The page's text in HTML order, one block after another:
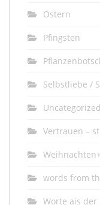
Ostern
Pfingsten
Selbstliebe /
Uncategorized
Vertrauen –
words from
Worte ais der